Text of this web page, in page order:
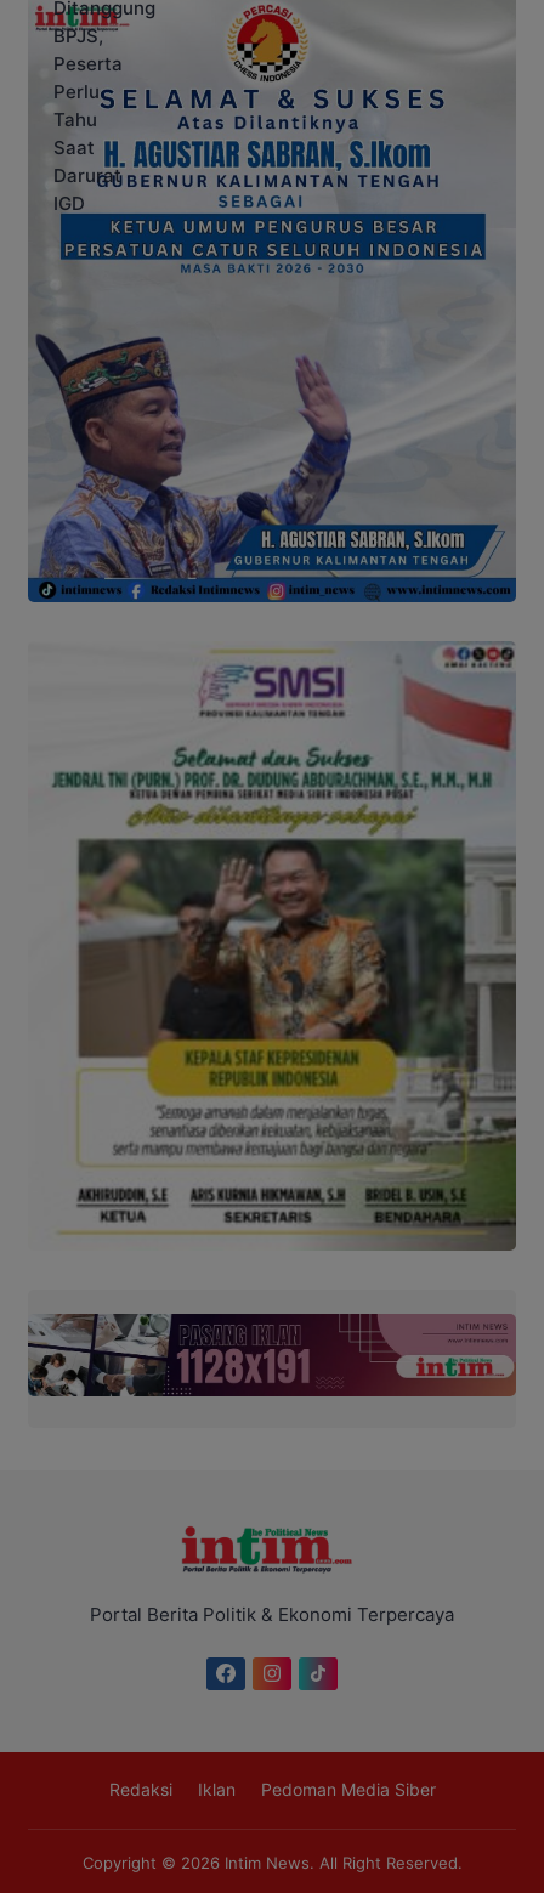
Portal Berita Politik & Ekonomi Terpercaya
Redaksi Iklan Pedoman Media Siber
Copyright © 2026 Intim News. All Right Reserved.